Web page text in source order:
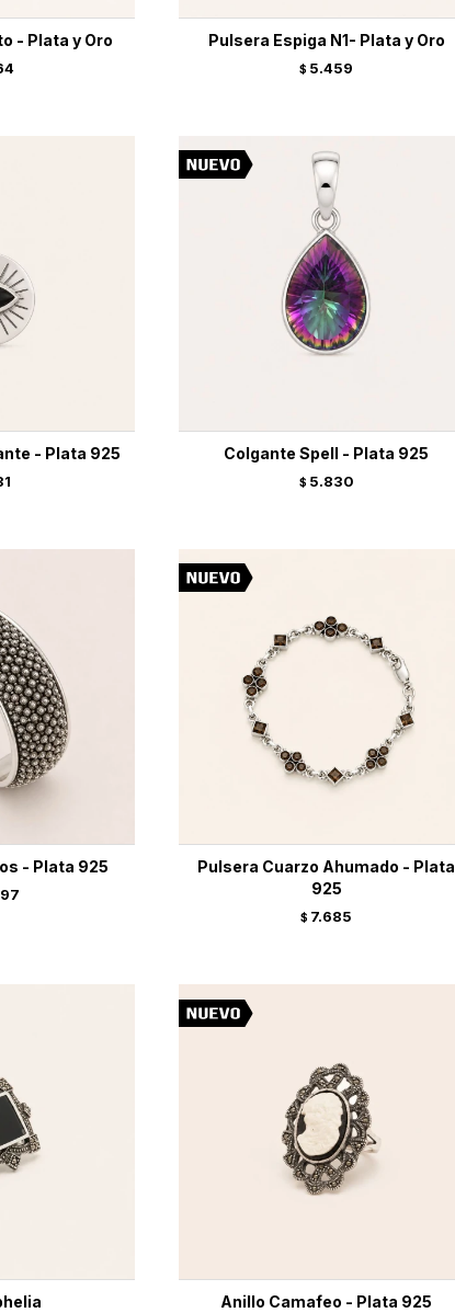
- Plata y Oro Pulsera Espiga N1- Plata y Oro
$ 5.459
- Plata 925 Colgante Spell - Plata 925
$ 5.830
- Plata 925
Pulsera Cuarzo Ahumado - Plata
925
$ 7.685
Anillo Camafeo - Plata 925